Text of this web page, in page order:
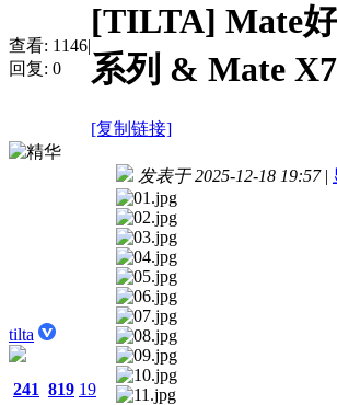
查看: 1146|
回复: 0
[TILTA] Mate
系列 & Mate
[复制链接]
tilta
241 819 19
发表于 2025-12-18 19:57 |